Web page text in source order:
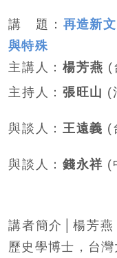
講 題 ： 再造新
與特殊
主講人 ：楊芳燕 (
主持人 ：張旺山 (
與談人 ：王遠義 (
與談人 ：錢永祥 (
講者簡介│ 楊芳燕
歷史學博士，台